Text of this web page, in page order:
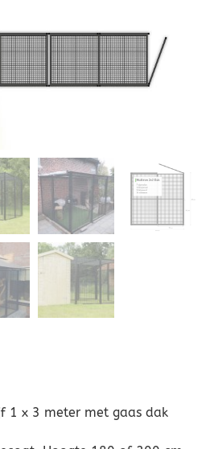
1 x 3 meter met gaas dak